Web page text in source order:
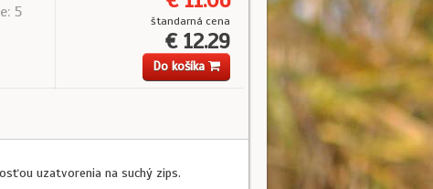
5 štandarná cena
€ 12.29
Do košíka
uzatvorenia na suchý zips.